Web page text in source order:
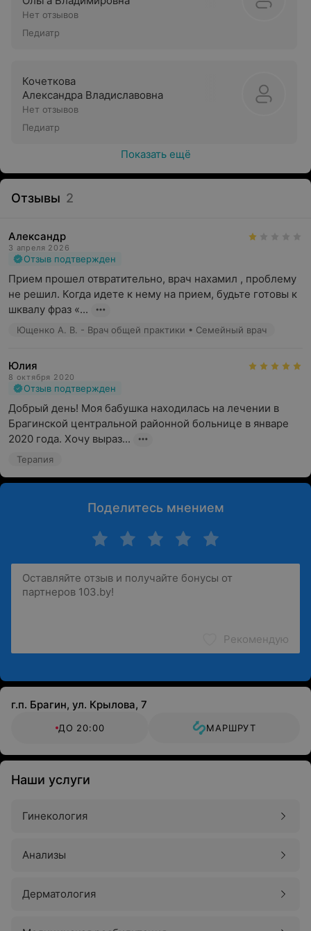
Нет отзывов
Педиатр
Кочеткова
Александра Владиславовна
Нет отзывов
Педиатр
Показать ещё
Отзывы 2
Александр
3 апреля 2026
Отзыв подтвержден
Прием прошел отвратительно, врач нахамил , проблему
не решил. Когда идете к нему на прием, будьте готовы к
шквалу фраз «...
Ющенко А. В. - Врач общей практики • Семейный врач
Юлия
8 октября 2020
Отзыв подтвержден
Добрый день! Моя бабушка находилась на лечении в
Брагинской центральной районной больнице в январе
2020 года. Хочу выраз...
Терапия
Поделитесь мнением
Рекомендую
г.п. Брагин, ул. Крылова, 7
ДО 20:00 МАРШРУТ
Наши услуги
Гинекология
Анализы
Дерматология